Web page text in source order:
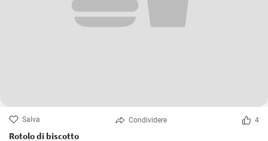
Salva Condividere 4
Rotolo di biscotto